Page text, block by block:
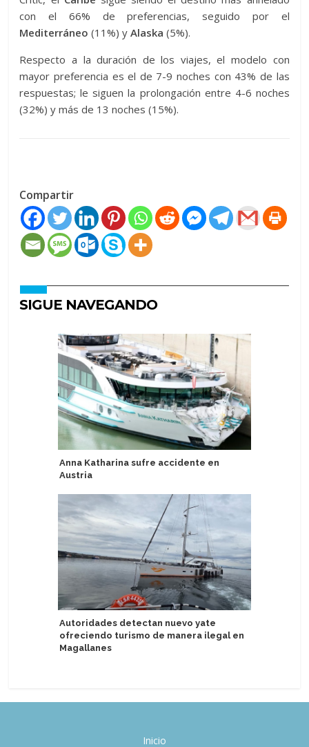
con el 66% de preferencias, seguido por el
Mediterráneo (11%) yAlaska (5%).
Respecto a la duración de los viajes, el modelo con
mayor preferencia es el de 7-9 noches con 43% de las
respuestas; le siguen la prolongación entre 4-6 noches
(32%) y más de 13 noches (15%).
Compartir
SIGUE NAVEGANDO
Anna Katharina sufre accidente en
Austria
Autoridades detectan nuevo yate
ofreciendo turismo de manera ilegal en
Magallanes
Inicio